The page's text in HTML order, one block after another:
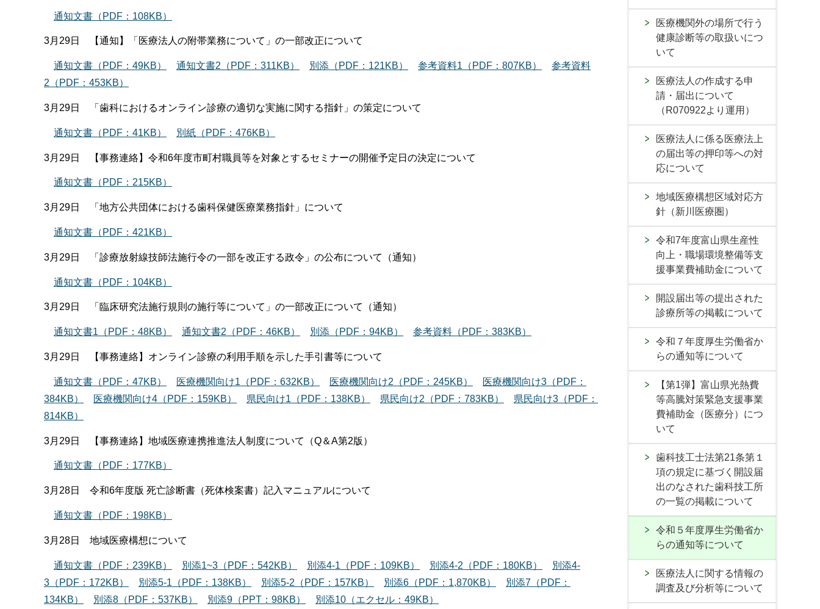
通知文書（PDF：108KB）
3月29日 【通知】「医療法人の附帯業務について」の一部改正について
通知文書（PDF：49KB） 通知文書2（PDF：311KB） 別添（PDF：121KB） 参考資料1（PDF：807KB）
参考資料
2（PDF：453KB）
3月29日 「歯科におけるオンライン診療の適切な実施に関する指針」の策定について
通知文書（PDF：41KB） 別紙（PDF：476KB）
3月29日 【事務連絡】令和6年度市町村職員等を対象とするセミナーの開催予定日の決定について
通知文書（PDF：215KB）
3月29日 「地方公共団体における歯科保健医療業務指針」について
通知文書（PDF：421KB）
3月29日 「診療放射線技師法施行令の一部を改正する政令」の公布について（通知）
通知文書（PDF：104KB）
3月29日 「臨床研究法施行規則の施行等について」の一部改正について（通知）
通知文書1（PDF：48KB） 通知文書2（PDF：46KB） 別添（PDF：94KB） 参考資料（PDF：383KB）
3月29日 【事務連絡】オンライン診療の利用手順を示した手引書等について
通知文書（PDF：47KB） 医療機関向け1（PDF：632KB） 医療機関向け2（PDF：245KB）
医療機関向け3（PDF：
384KB）
医療機関向け4（PDF：159KB） 県民向け1（PDF：138KB） 県民向け2（PDF：783KB）
県民向け3（PDF：
814KB）
3月29日 【事務連絡】地域医療連携推進法人制度について（Q＆A第2版）
通知文書（PDF：177KB）
3月28日 令和6年度版 死亡診断書（死体検案書）記入マニュアルについて
通知文書（PDF：198KB）
3月28日 地域医療構想について
通知文書（PDF：239KB） 別添1~3（PDF：542KB） 別添4-1（PDF：109KB） 別添4-2（PDF：180KB）
別添4-
3（PDF：172KB）
別添5-1（PDF：138KB） 別添5-2（PDF：157KB） 別添6（PDF：1,870KB）
別添7（PDF：
134KB）
別添8（PDF：537KB） 別添9（PPT：98KB） 別添10（エクセル：49KB）
医療機関外の場所で行う
健康診断等の取扱いにつ
いて
医療法人の作成する申
請・届出について
（R070922より運用）
医療法人に係る医療法上
の届出等の押印等への対
応について
地域医療構想区域対応方
針（新川医療圏）
令和7年度富山県生産性
向上・職場環境整備等支
援事業費補助金について
開設届出等の提出された
診療所等の掲載について
令和７年度厚生労働省か
らの通知等について
【第1弾】富山県光熱費
等高騰対策緊急支援事業
費補助金（医療分）につ
いて
歯科技工士法第21条第１
項の規定に基づく開設届
出のなされた歯科技工所
の一覧の掲載について
令和５年度厚生労働省か
らの通知等について
医療法人に関する情報の
調査及び分析等について